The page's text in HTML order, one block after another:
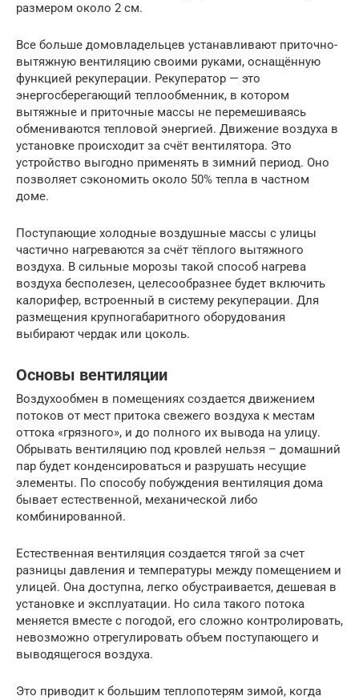
размером около 2 см.
Все больше домовладельцев устанавливают приточно-
вытяжную вентиляцию своими руками, оснащённую
функцией рекуперации. Рекуператор — это
энергосберегающий теплообменник, в котором
вытяжные и приточные массы не перемешиваясь
обмениваются тепловой энергией. Движение воздуха в
установке происходит за счёт вентилятора. Это
устройство выгодно применять в зимний период. Оно
позволяет сэкономить около 50% тепла в частном
доме.
Поступающие холодные воздушные массы с улицы
частично нагреваются за счёт тёплого вытяжного
воздуха. В сильные морозы такой способ нагрева
воздуха бесполезен, целесообразнее будет включить
калорифер, встроенный в систему рекуперации. Для
размещения крупногабаритного оборудования
выбирают чердак или цоколь.
Основы вентиляции
Воздухообмен в помещениях создается движением
потоков от мест притока свежего воздуха к местам
оттока «грязного», и до полного их вывода на улицу.
Обрывать вентиляцию под кровлей нельзя – домашний
пар будет конденсироваться и разрушать несущие
элементы. По способу побуждения вентиляция дома
бывает естественной, механической либо
комбинированной.
Естественная вентиляция создается тягой за счет
разницы давления и температуры между помещением и
улицей. Она доступна, легко обустраивается, дешевая в
установке и эксплуатации. Но сила такого потока
меняется вместе с погодой, его сложно контролировать,
невозможно отрегулировать объем поступающего и
выводящегося воздуха.
Это приводит к большим теплопотерям зимой, когда